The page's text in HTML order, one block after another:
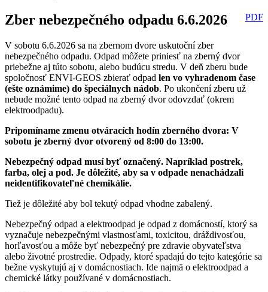
PDF
Zber nebezpečného odpadu 6.6.2026
V sobotu 6.6.2026 sa na zbernom dvore uskutoční zber
nebezpečného odpadu. Odpad môžete priniesť na zberný dvor
priebežne aj túto sobotu, alebo budúcu stredu. V deň zberu bude
spoločnosť ENVI-GEOS zbierať odpad len vo vyhradenom čase
(ešte oznámime) do špeciálnych nádob. Po ukončení zberu už
nebude možné tento odpad na zberný dvor odovzdať (okrem
elektroodpadu).
Pripomíname zmenu otváracích hodín zberného dvora: V
sobotu je zberný dvor otvorený od 8:00 do 13:00.
Nebezpečný odpad musí byť označený. Napríklad postrek,
farba, olej a pod. Je dôležité, aby sa v odpade nenachádzali
neidentifikovateľné chemikálie.
Tiež je dôležité aby bol tekutý odpad vhodne zabalený.
Nebezpečný odpad a elektroodpad je odpad z domácností, ktorý sa
vyznačuje nebezpečnými vlastnosťami, toxicitou, dráždivosťou,
horľavosťou a môže byť nebezpečný pre zdravie obyvateľstva
alebo životné prostredie. Odpady, ktoré spadajú do tejto kategórie sa
bežne vyskytujú aj v domácnostiach. Ide najmä o elektroodpad a
chemické látky používané v domácnostiach.